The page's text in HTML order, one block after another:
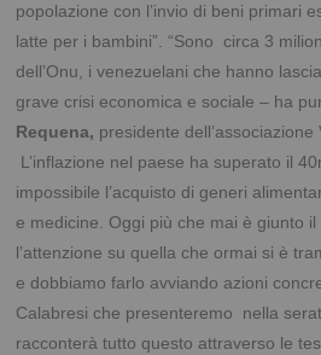
popolazione con l’invio di beni primari
latte per i bambini”. “Sono circa 3
dell’Onu, i venezuelani che hanno
grave crisi economica e sociale – ha
Requena, presidente
L’inflazione nel paese ha superato il
impossibile l’acquisto di generi
e medicine. Oggi più che mai è giunto
l’attenzione su quella che ormai si è
e dobbiamo farlo avviando azioni
Calabresi che presenteremo nella
racconterà tutto questo attraverso le